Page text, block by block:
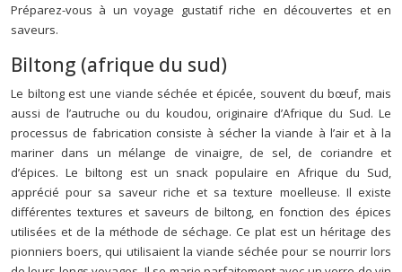
Préparez-vous à un voyage gustatif riche en découvertes et en
saveurs.
Biltong (afrique du sud)
Le biltong est une viande séchée et épicée, souvent du bœuf, mais
aussi de l’autruche ou du koudou, originaire d’Afrique du Sud. Le
processus de fabrication consiste à sécher la viande à l’air et à la
mariner dans un mélange de vinaigre, de sel, de coriandre et
d’épices. Le biltong est un snack populaire en Afrique du Sud,
apprécié pour sa saveur riche et sa texture moelleuse. Il existe
différentes textures et saveurs de biltong, en fonction des épices
utilisées et de la méthode de séchage. Ce plat est un héritage des
pionniers boers, qui utilisaient la viande séchée pour se nourrir lors